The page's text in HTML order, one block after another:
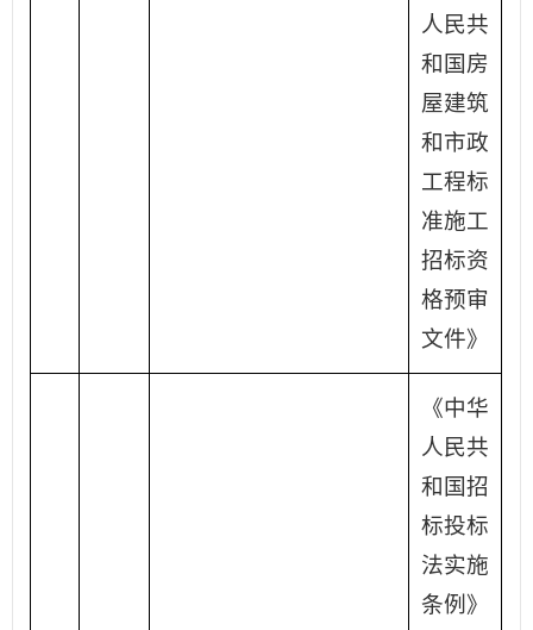
人民共
和国房
屋建筑
和市政
工程标
准施工
招标资
格预审
文件》
《中华
人民共
和国招
标投标
法实施
条例》